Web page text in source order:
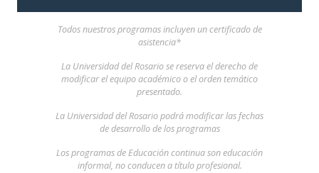
Todos nuestros programas incluyen un certificado de
asistencia*
La Universidad del Rosario se reserva el derecho de
modificar el equipo académico o el orden temático
presentado.
La Universidad del Rosario podrá modificar las fechas
de desarrollo de los programas
Los programas de Educación continua son educación
informal, no conducen a título profesional.